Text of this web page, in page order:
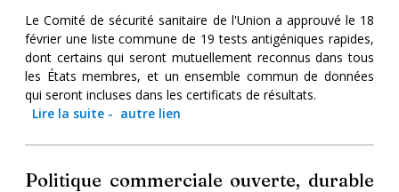
Le Comité de sécurité sanitaire de l'Union a approuvé le 18
février une liste commune de 19 tests antigéniques rapides,
dont certains qui seront mutuellement reconnus dans tous
les États membres, et un ensemble commun de données
qui seront incluses dans les certificats de résultats.
Lire la suite - autre lien
Politique commerciale ouverte, durable